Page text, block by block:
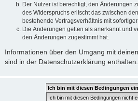
Der Nutzer ist berechtigt, den Änderungen
des Widerspruchs erlischt das zwischen
bestehende Vertragsverhältnis mit
Die Änderungen gelten als anerkannt und
den Änderungen zugestimmt hat.
Informationen über den Umgang mit
sind in der Datenschutzerklärung enthalten.